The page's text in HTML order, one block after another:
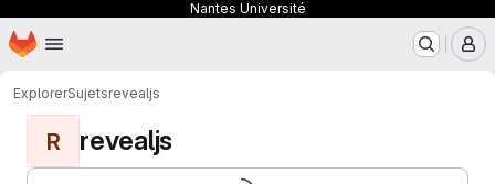
Nantes Université
Passer au contenu principal
Page d'accueil
ExplorerSujetsrevealjs
R revealjs